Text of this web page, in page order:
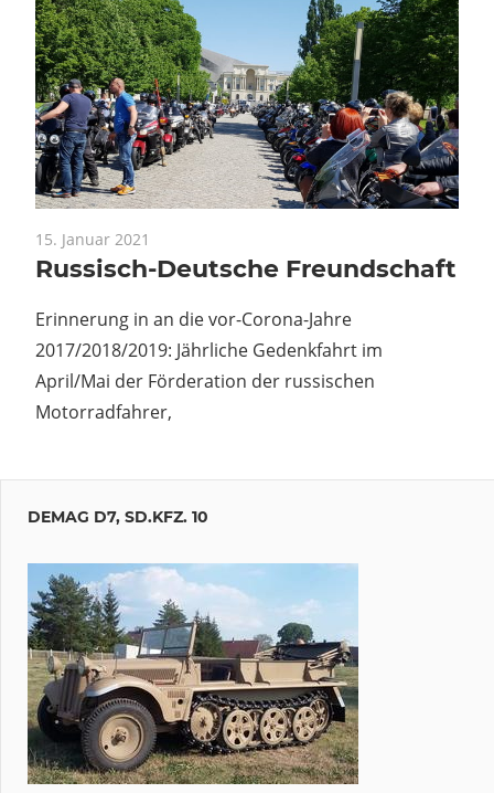
15. Januar 2021
Russisch-Deutsche Freundschaft
Erinnerung in an die vor-Corona-Jahre
2017/2018/2019: Jährliche Gedenkfahrt im
April/Mai der Förderation der russischen
Motorradfahrer,
DEMAG D7, SD.KFZ. 10